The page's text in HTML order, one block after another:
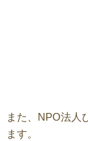
また、NPO法人
ます。